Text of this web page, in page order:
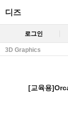
디즈
로그인
3D Graphics
[교육용